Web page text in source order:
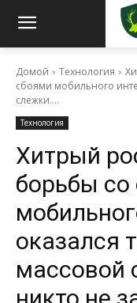
Домой Технология
сбоями мобильного
слежки....
Технология
Хитрый
борьбы со
оказался
массовой